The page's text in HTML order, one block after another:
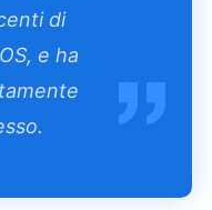
di
e ha